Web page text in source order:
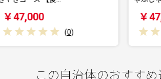
) )
この自治体のおすすめ